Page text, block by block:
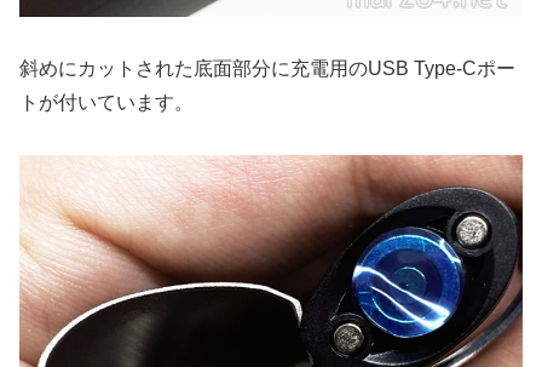
斜めにカットされた底面部分に充電用のUSB Type-Cポー
トが付いています。